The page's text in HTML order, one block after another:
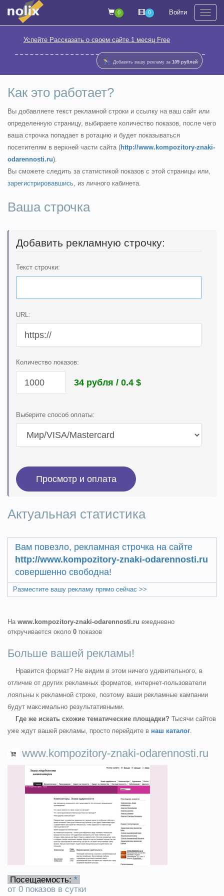
0 0 Войти
Успейте Рассказать о своем сайте.1 месяц Free
Добавить вашу рекламу за109 рублей
Как это работает?
Вы добавляете текст рекламной строки и ссылку на ваш сайт или
определенную страницу, выбираете количество показов, после чего
ваша строчка попадает в ротацию и будет показываться
посетителям в верхней части сайта (http://www.kompozitory-znaki-
odarennosti.ru).
Вы сможете следить за статистикой показов с этой страницы или,
зарегистрировавшись, из личного кабинета.
Ваша строчка
Добавить рекламную строчку:
Текст строчки:
URL:
Количество показов:
34 рубля / 0.4 $
Выберите способ оплаты:
Актуальная статистика
Вам повезло, рекламная строчка на сайте
http://www.kompozitory-znaki-odarennosti.ru
совершенно свободна!
Разместите вашу рекламу прямо сейчас >>
На www.kompozitory-znaki-odarennosti.ru ежедневно
откручивается около 0 показов
Больше вашей рекламы!
Нравится формат? Не видим в этом ничего удивительного, в
отличие от других рекламных форматов, интернет-пользователи
лояльны к рекламной строке, поэтому ваши рекламные кампании
будут максимально результативными.
Где же искать схожие тематические площадки? Тысячи сайтов
уже ждут вашей рекламы, просто перейдите в наш каталог.
www.kompozitory-znaki-odarennosti.ru
Посещаемость: *
от 0 показов в сутки